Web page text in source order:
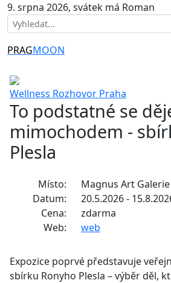
9. srpna 2026, svátek má Roman
PRAGMOON
Wellness Rozhovor Praha
To podstatné se
mimochodem -
Plesla
Místo:
Magnus Art Galerie
Datum:
20.5.2026 -
Cena:
zdarma
Web:
web
Expozice poprvé představuje
sbírku Ronyho Plesla – výběr děl,